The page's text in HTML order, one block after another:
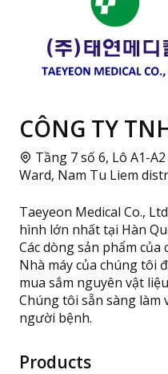
CÔNG TY
Tầng 7 số 6, Lô A1-
Ward, Nam Tu Liem
Taeyeon Medical Co.,
hình lớn nhất tại Hàn
Các dòng sản phẩm
Nhà máy của chúng tôi
mua sắm nguyên vật
Chúng tôi sẵn sàng làm
người bệnh.
Products